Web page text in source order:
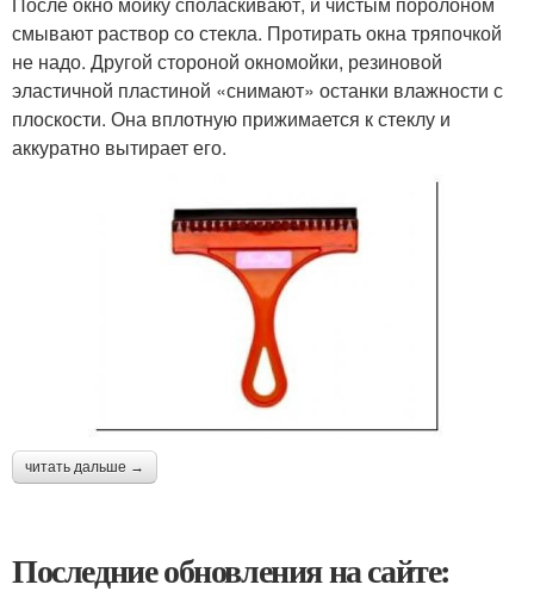
смывают раствор со стекла. Протирать окна тряпочкой
не надо. Другой стороной окномойки, резиновой
эластичной пластиной «снимают» останки влажности с
плоскости. Она вплотную прижимается к стеклу и
аккуратно вытирает его.
читать дальше →
Последние обновления на сайте: